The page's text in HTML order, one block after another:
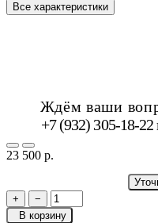
Все характеристики
Ждём ваши
+7 (932) 305-18-
23 500 р.
+
−
В корзину